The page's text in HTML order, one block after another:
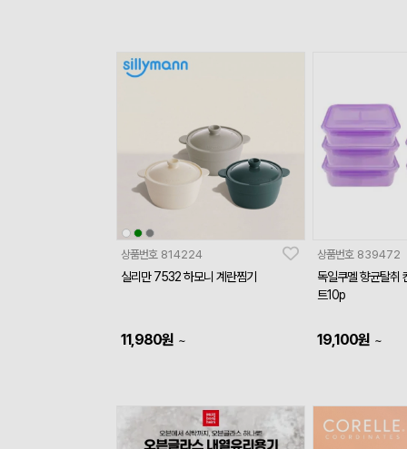
상품번호 814224
실리만 7532 하모니 계란찜기
11,980원 ~
상품번호 839472
독일쿠멜 향균탈취
트10p
19,100원 ~